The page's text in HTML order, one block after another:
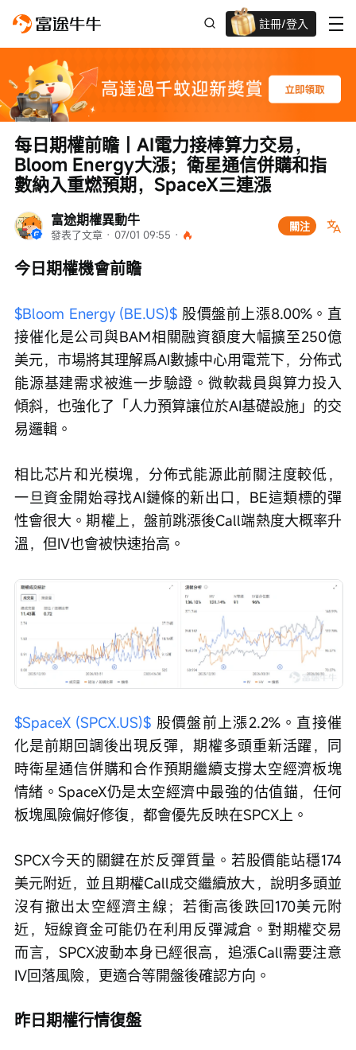
註冊/登入
迎新驚喜賞 股票/BTC等任你揀!
富途期權異動牛
發表了文章 · 07/01 09:55 ·
關注
每日期權前瞻丨AI電力接棒算力交易，
Bloom Energy大漲；衛星通信併購和指
數納入重燃預期，SpaceX三連漲
今日期權機會前瞻
$Bloom Energy (BE.US)$ 股價盤前上漲8.00%。直
接催化是公司與BAM相關融資額度大幅擴至250億
美元，市場將其理解爲AI數據中心用電荒下，分佈式
能源基建需求被進一步驗證。微軟裁員與算力投入
傾斜，也強化了「人力預算讓位於AI基礎設施」的交
易邏輯。
相比芯片和光模塊，分佈式能源此前關注度較低，
一旦資金開始尋找AI鏈條的新出口，BE這類標的彈
性會很大。期權上，盤前跳漲後Call端熱度大概率升
溫，但IV也會被快速抬高。
$SpaceX (SPCX.US)$ 股價盤前上漲2.2%。直接催
化是前期回調後出現反彈，期權多頭重新活躍，同
時衛星通信併購和合作預期繼續支撐太空經濟板塊
情緒。SpaceX仍是太空經濟中最強的估值錨，任何
板塊風險偏好修復，都會優先反映在SPCX上。
SPCX今天的關鍵在於反彈質量。若股價能站穩174
美元附近，並且期權Call成交繼續放大，說明多頭並
沒有撤出太空經濟主線；若衝高後跌回170美元附
近，短線資金可能仍在利用反彈減倉。對期權交易
而言，SPCX波動本身已經很高，追漲Call需要注意
IV回落風險，更適合等開盤後確認方向。
昨日期權行情復盤